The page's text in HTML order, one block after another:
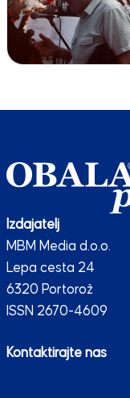
Izdajatelj
MBM Media d.o.o.
Lepa cesta 24
6320 Portorož
ISSN 2670-4609
Kontaktirajte nas